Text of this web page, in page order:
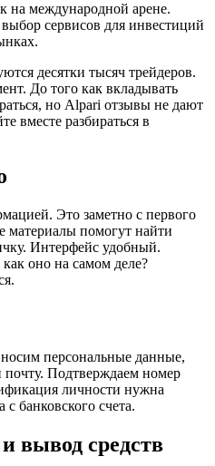
на международной арене.
сервисов для инвестиций
десятки тысяч трейдеров.
До того как вкладывать
но Alpari отзывы не дают
вместе разбираться в
Это заметно с первого
материалы помогут найти
Интерфейс удобный.
оно на самом деле?
персональные данные,
Подтверждаем номер
личности нужна
банковского счета.
вывод средств